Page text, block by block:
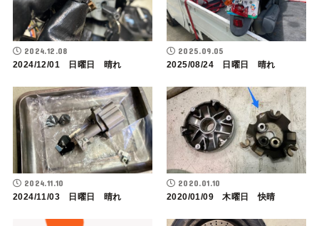
2024.12.08
2024/12/01 日曜日 晴れ
2025.09.05
2025/08/24 日曜日 晴れ
2024.11.10
2024/11/03 日曜日 晴れ
2020.01.10
2020/01/09 木曜日 快晴